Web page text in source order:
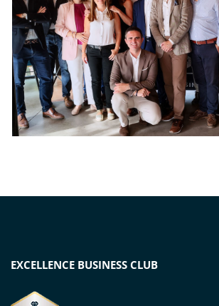
EXCELLENCE BUSINESS CLUB